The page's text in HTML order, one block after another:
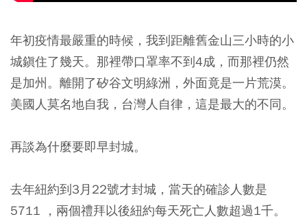
年初疫情最嚴重的時候，我到距離舊金山三小時的小
城鎭住了幾天。那裡帶口罩率不到4成，而那裡仍然
是加州。離開了矽谷文明綠洲，外面竟是一片荒漠。
美國人莫名地自我，台灣人自律，這是最大的不同。
再談為什麼要即早封城。
去年紐約到3月22號才封城，當天的確診人數是
5711 ，兩個禮拜以後紐約每天死亡人數超過1千。